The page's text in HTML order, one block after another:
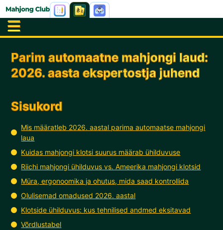
Parim automaatne mahjongi laud:
2026. aasta ekspertostja juhend
Sisukord
Mis määratleb 2026. aastal parima automaatse mahjongi
laua
Kuidas mahjongi klotsi suurus määrab ühilduvuse
Riichi mahjongi ühilduvus vs. Ameerika mahjongi klotsid
Müra, ergonoomika ja ohutus, mida saad kontrollida
Olulisemad omadused 2026. aastal
Klotside ühilduvus: kus tehnilised andmed eksitavad
Võrdlustabel